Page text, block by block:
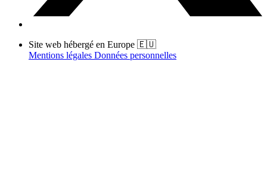
Site web hébergé en Europe 🇪🇺
Mentions légales Données personnelles